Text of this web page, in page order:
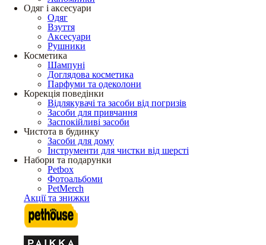
Одяг і аксесуари
Одяг
Взуття
Аксесуари
Рушники
Косметика
Шампуні
Доглядова косметика
Парфуми та одеколони
Корекція поведінки
Відлякувачі та засоби від погризів
Засоби для привчання
Заспокійливі засоби
Чистота в будинку
Засоби для дому
Інструменти для чистки від шерсті
Набори та подарунки
Petbox
Фотоальбоми
PetMerch
Акції та знижки